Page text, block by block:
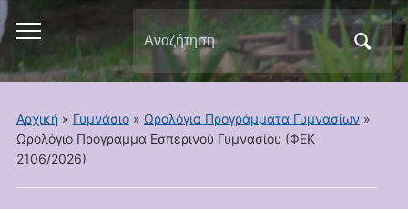
Εναλλαγή
του
μενού
για
κινητά
Αναζήτηση
για:
Αρχική » Γυμνάσιο» Ωρολόγια Προγράμματα Γυμνασίων»
Ωρολόγιο Πρόγραμμα Εσπερινού Γυμνασίου (ΦΕΚ
2106/2026)